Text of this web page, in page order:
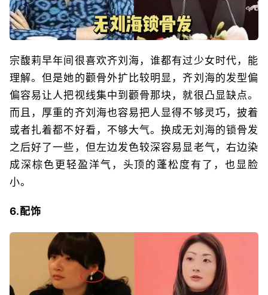
宗馥莉早年间很喜欢齐刘海，谁都有过少女时代，能
理解。但是她的颧骨外扩比较明显，齐刘海的发型偏
偏容易让人把视线集中到颧骨那块，就很凸显缺点。
而且，厚重的齐刘海也容易把人显得不够灵巧，披着
或者扎着都不好看，不够大气。换成无刘海的锁骨发
之后好了一些，但左边发色较深容易显老气，右边染
成深棕色更轻盈洋气，头顶的蓬松度有了，也显脸
小。
6.配饰